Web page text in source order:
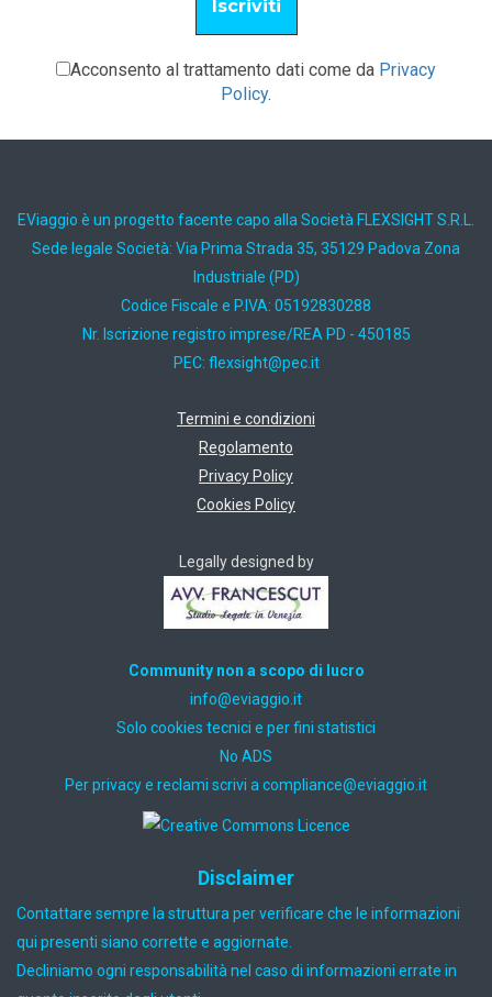
Acconsento al trattamento dati come da Privacy
Policy.
EViaggio è un progetto facente capo alla Società FLEXSIGHT S.R.L.
Sede legale Società: Via Prima Strada 35, 35129 Padova Zona
Industriale (PD)
Codice Fiscale e P.IVA: 05192830288
Nr. Iscrizione registro imprese/REA PD - 450185
PEC: ti.cep@thgisxelf
Termini e condizioni
Regolamento
Privacy Policy
Cookies Policy
Legally designed by
Community non a scopo di lucro
ti.oiggaive@ofni
Solo cookies tecnici e per fini statistici
No ADS
Per privacy e reclami scrivi a ti.oiggaive@ecnailpmoc
Disclaimer
Contattare sempre la struttura per verificare che le informazioni
qui presenti siano corrette e aggiornate.
Decliniamo ogni responsabilità nel caso di informazioni errate in